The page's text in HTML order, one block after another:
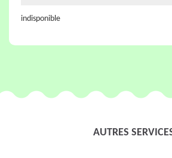
indisponible
AUTRES